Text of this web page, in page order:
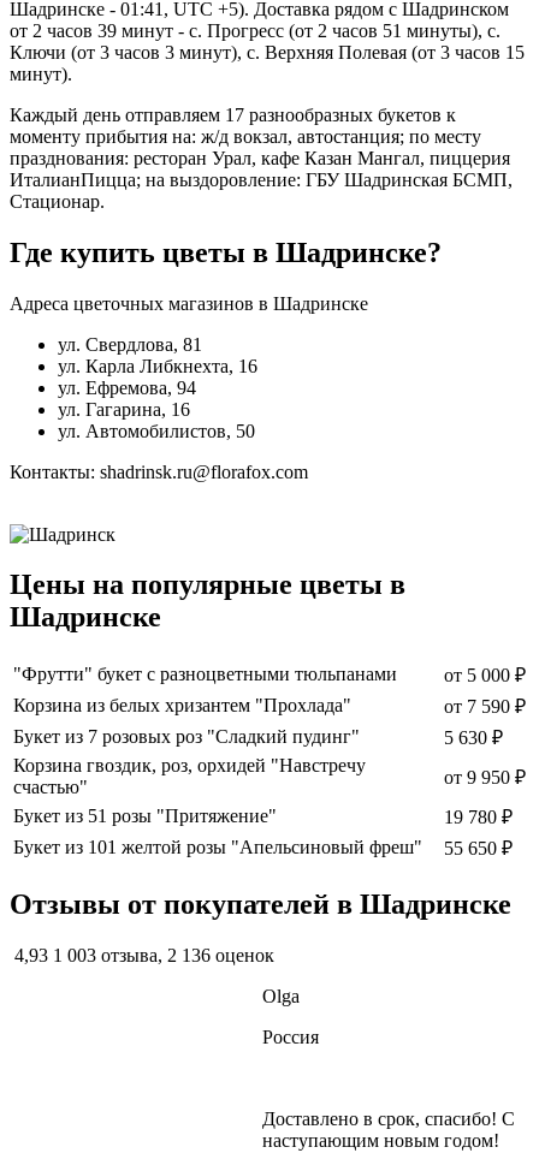
Шадринске - 01:41, UTC +5). Доставка рядом с Шадринском
от 2 часов 39 минут - с. Прогресс (от 2 часов 51 минуты), с.
Ключи (от 3 часов 3 минут), с. Верхняя Полевая (от 3 часов 15
минут).
Каждый день отправляем 17 разнообразных букетов к
моменту прибытия на: ж/д вокзал, автостанция; по месту
празднования: ресторан Урал, кафе Казан Мангал, пиццерия
ИталианПицца; на выздоровление: ГБУ Шадринская БСМП,
Стационар.
Где купить цветы в Шадринске?
Адреса цветочных магазинов в Шадринске
ул. Свердлова, 81
ул. Карла Либкнехта, 16
ул. Ефремова, 94
ул. Гагарина, 16
ул. Автомобилистов, 50
Контакты: shadrinsk.ru@florafox.com
Цены на популярные цветы в
Шадринске
"Фрутти" букет с разноцветными тюльпанами от 5 000 ₽
Корзина из белых хризантем "Прохлада"
от 7 590 ₽
Букет из 7 розовых роз "Сладкий пудинг"
5 630 ₽
Корзина гвоздик, роз, орхидей "Навстречу
счастью"
от 9 950 ₽
Букет из 51 розы "Притяжение"
19 780 ₽
Букет из 101 желтой розы "Апельсиновый фреш"
55 650 ₽
Отзывы от покупателей в Шадринске
4,93 1 003 отзыва, 2 136 оценок
Olga
Россия
Доставлено в срок, спасибо! С
наступающим новым годом!